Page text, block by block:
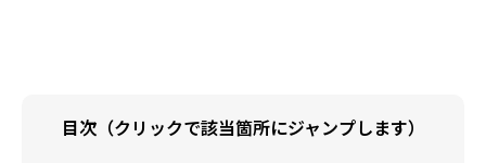
目次（クリックで該当箇所にジャンプします）